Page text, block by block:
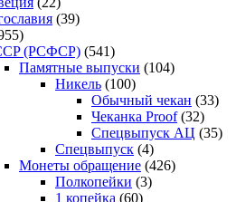
(39)
(РСФСР) (541)
Памятные выпуски (104)
Никель (100)
Обычный чекан (33)
Чеканка Proof(32)
Спецвыпуск АЦ (35)
Спецвыпуск (4)
Монеты обращение (426)
Полкопейки (3)
1 копейка (60)